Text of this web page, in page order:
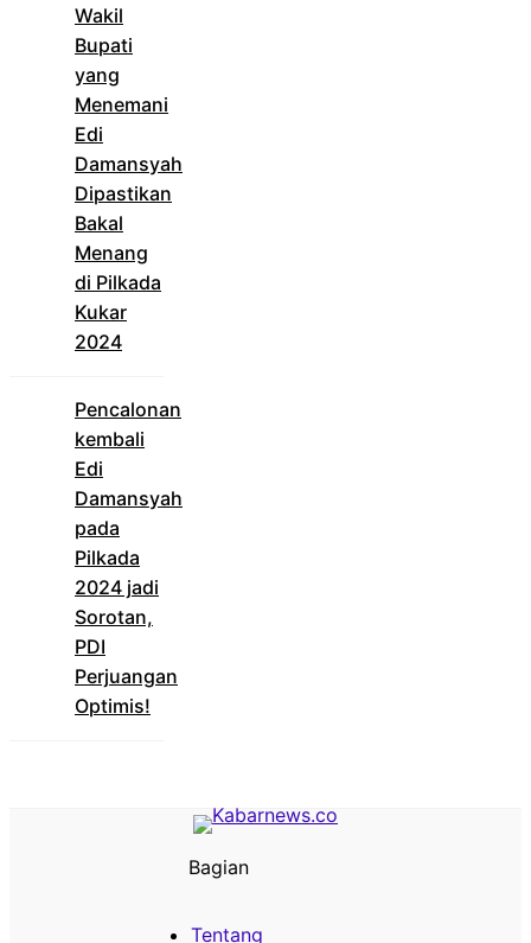
Wakil
Bupati
yang
Menemani
Edi
Damansyah
Dipastikan
Bakal
Menang
di Pilkada
Kukar
2024
Pencalonan
kembali
Edi
Damansyah
pada
Pilkada
2024 jadi
Sorotan,
PDI
Perjuangan
Optimis!
Bagian
Tentang